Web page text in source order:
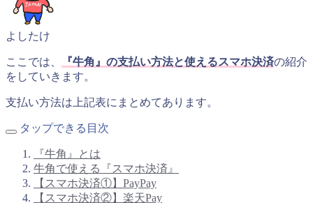
よしたけ
ここでは、 『牛角』の支払い方法と使えるスマホ決済の紹介
をしていきます。
支払い方法は上記表にまとめてあります。
タップできる目次
『牛角』とは
牛角で使える『スマホ決済』
【スマホ決済①】PayPay
【スマホ決済②】楽天Pay